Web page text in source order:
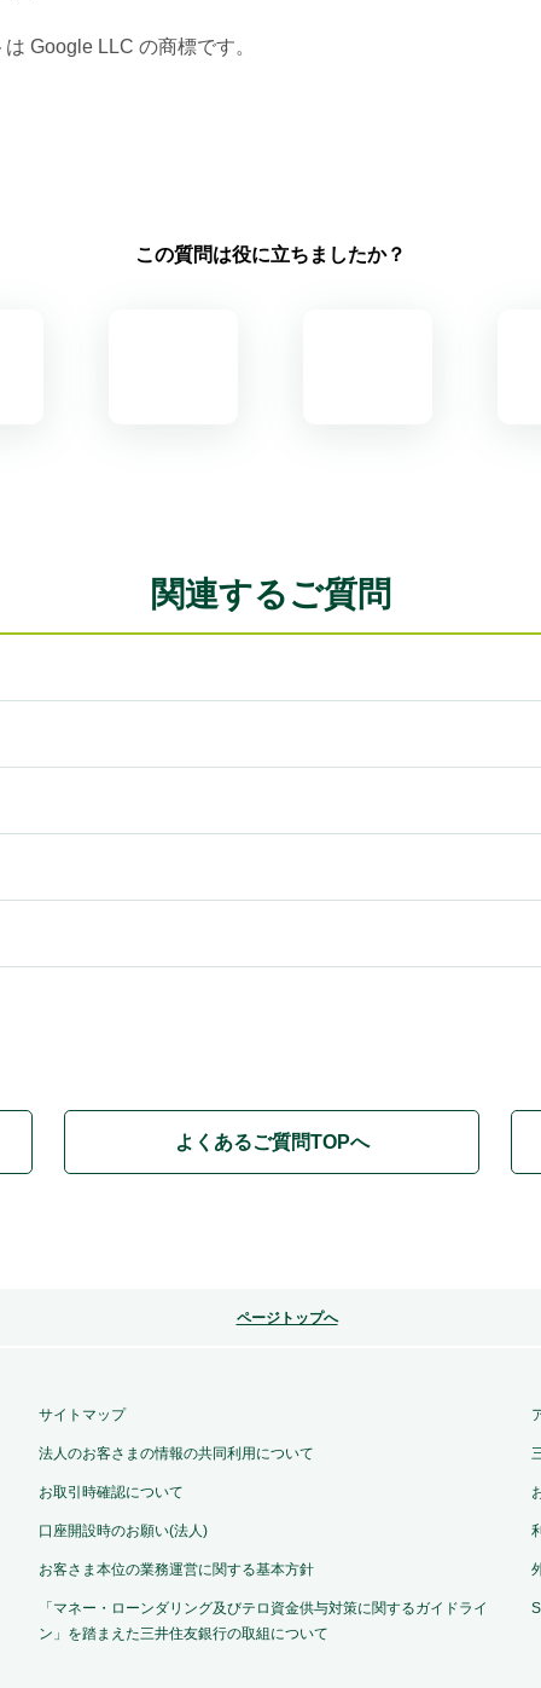
Google LLC の商標です。
この質問は役に立ちましたか？
関連するご質問
よくあるご質問TOPへ
ページトップへ
サイトマップ
法人のお客さまの情報の共同利用について
お取引時確認について
口座開設時のお願い(法人)
お客さま本位の業務運営に関する基本方針
「マネー・ローンダリング及びテロ資金供与対策に関するガイドライ
ン」を踏まえた三井住友銀行の取組について